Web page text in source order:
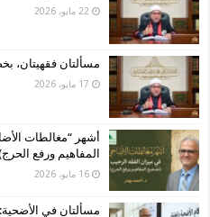
22 مايو، 2026
مسألتان
17 مايو، 2026
أشهر “مغالطات
المفاهيم ورفع
16 مايو، 2026
مسألتان في الأضحية: